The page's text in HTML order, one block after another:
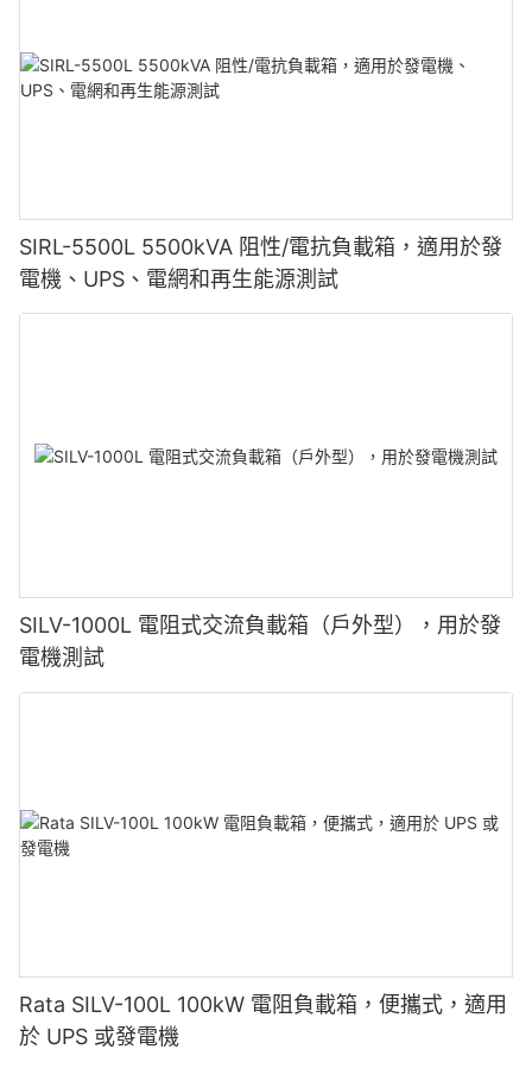
SIRL-5500L 5500kVA 阻性/電抗負載箱，適用於發
電機、UPS、電網和再生能源測試
SILV-1000L 電阻式交流負載箱（戶外型），用於發
電機測試
Rata SILV-100L 100kW 電阻負載箱，便攜式，適用
於 UPS 或發電機